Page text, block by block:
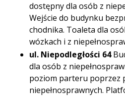
dostępny dla osób z
Wejście do budynku
chodnika. Toaleta dla
wózkach i z
ul. Niepodległości 64
dla osób z
poziom parteru poprzez
niepełnosprawnych.